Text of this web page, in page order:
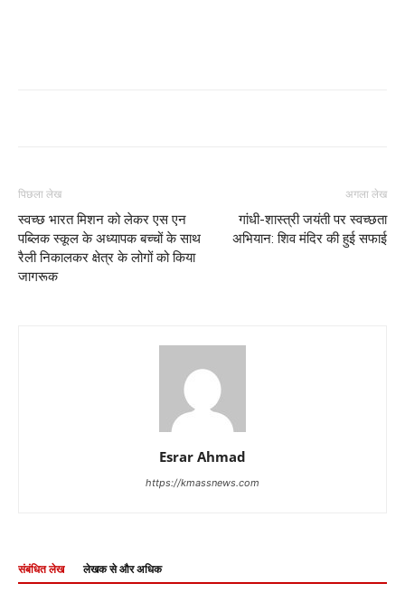
पिछला लेख
स्वच्छ भारत मिशन को लेकर एस एन
पब्लिक स्कूल के अध्यापक बच्चों के साथ
रैली निकालकर क्षेत्र के लोगों को किया
जागरूक
अगला लेख
गांधी-शास्त्री जयंती पर स्वच्छता
अभियान: शिव मंदिर की हुई सफाई
Esrar Ahmad
https://kmassnews.com
संबंधित लेख लेखक से और अधिक